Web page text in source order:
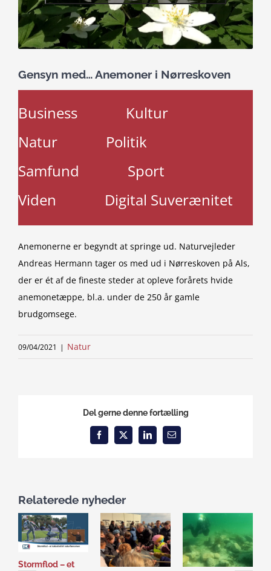
Gensyn med… Anemoner i Nørreskoven
Business
Kultur
Natur
Politik
Samfund
Sport
Viden
Digital Suverænitet
Anemonerne er begyndt at springe ud. Naturvejleder
Andreas Hermann tager os med ud i Nørreskoven på Als,
der er ét af de fineste steder at opleve forårets hvide
anemonetæppe, bl.a. under de 250 år gamle
brudgomsege.
09/04/2021 | Natur
Del gerne denne fortælling
Facebook
X LinkedInEmail
Relaterede nyheder
Stormflod – et